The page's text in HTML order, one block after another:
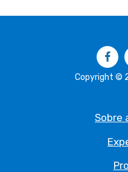
Copyright ©
Sobre